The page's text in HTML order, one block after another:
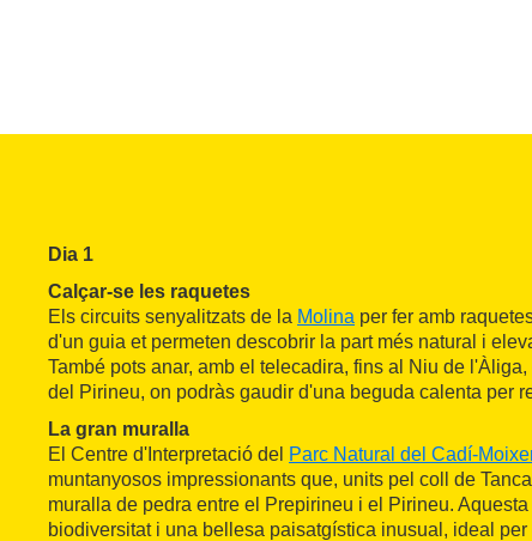
Dia 1
Calçar-se les raquetes
Els circuits senyalitzats de la Molina per fer amb
d'un guia et permeten descobrir la part més natural i
També pots anar, amb el telecadira, fins al Niu de
del Pirineu, on podràs gaudir d'una beguda calenta per
La gran muralla
El Centre d'Interpretació del Parc Natural del Cadí-
muntanyosos impressionants que, units pel coll de
muralla de pedra entre el Prepirineu i el Pirineu.
biodiversitat i una bellesa paisatgística inusual, ideal